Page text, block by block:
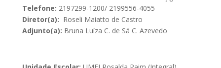
Telefone: 2197299-1200/ 2199556-4055
Diretor(a): Roseli Maiatto de Castro
Adjunto(a): Bruna Luíza C. de Sá C. Azevedo